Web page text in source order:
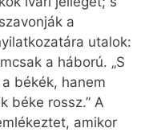
a
utalok:
a háború. „S
békék, hanem
béke rossz.” A
amikor